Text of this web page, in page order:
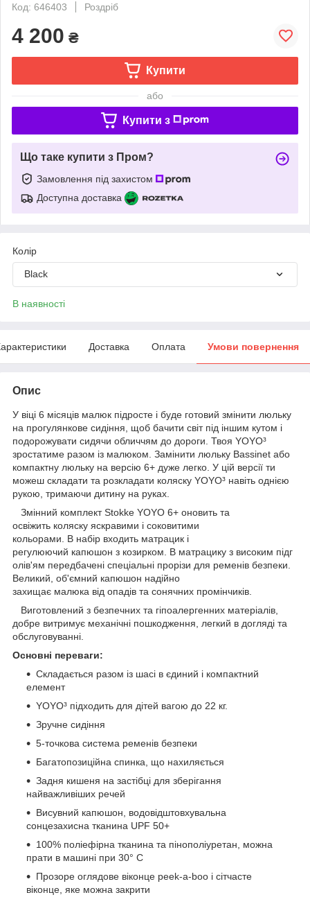
Код: 646403
Роздріб
4 200 ₴
Купити
або
Купити з
Що таке купити з Пром?
Замовлення під захистом
Доступна доставка
Колір
Black
В наявності
Доставка Оплата Умови повернення
Опис
У віці 6 місяців малюк підросте і буде готовий змінити люльку
на прогулянкове сидіння, щоб бачити світ під іншим кутом і
подорожувати сидячи обличчям до дороги. Твоя YOYO³
зростатиме разом із малюком. Замінити люльку Bassinet або
компактну люльку на версію 6+ дуже легко. У цій версії ти
можеш складати та розкладати коляску YOYO³ навіть однією
рукою, тримаючи дитину на руках.
Змінний комплект Stokke YOYO 6+ оновить та
освіжить коляску яскравими і соковитими
кольорами. В набір входить матрацик і
регулюючий капюшон з козирком. В матрацику з високим підг
олів'ям передбачені спеціальні прорізи для ременів безпеки.
Великий, об'ємний капюшон надійно
захищає малюка від опадів та сонячних промінчиків.
Виготовлений з безпечних та гіпоалергенних матеріалів,
добре витримує механічні пошкодження, легкий в догляді та
обслуговуванні.
Основні переваги:
Складається разом із шасі в єдиний і компактний
елемент
YOYO³ підходить для дітей вагою до 22 кг.
Зручне сидіння
5-точкова система ременів безпеки
Багатопозиційна спинка, що нахиляється
Задня кишеня на застібці для зберігання
найважливіших речей
Висувний капюшон, водовідштовхувальна
сонцезахисна тканина UPF 50+
100% поліефірна тканина та пінополіуретан, можна
прати в машині при 30° C
Прозоре оглядове віконце peek-a-boo і сітчасте
віконце, яке можна закрити